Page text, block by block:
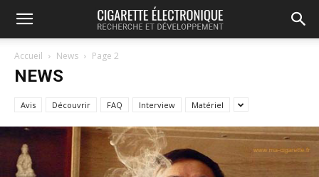
Accueil News Page 2
NEWS
Avis Découvrir FAQ Interview Matériel